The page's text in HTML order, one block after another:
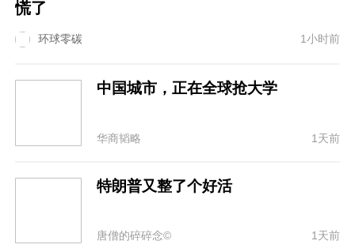
慌了
环球零碳 1小时前
中国城市，正在全球抢大学
华商韬略 1天前
特朗普又整了个好活
唐僧的碎碎念© 1天前